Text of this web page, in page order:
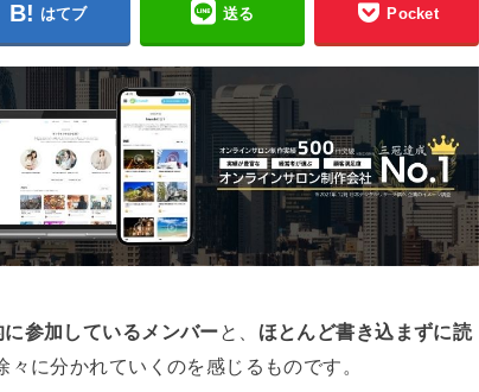
はてブ 送る Pocket
に参加しているメンバーと、 ほとんど書き込まずに読
々に分かれていくのを感じるものです。